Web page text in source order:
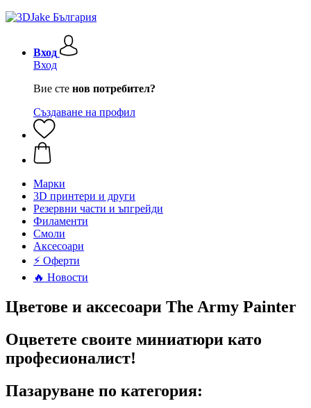
Вход
Вход
Вие сте нов потребител?
Създаване на профил
Mарки
3D принтери и други
Резервни части и ъпгрейди
Филаменти
Смоли
Аксесоари
⚡ Оферти
🔥 Новости
Цветове и аксесоари The Army Painter
Оцветете своите миниатюри като
професионалист!
Пазаруване по категория: